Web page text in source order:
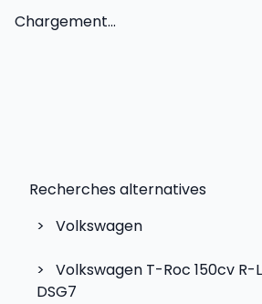
Chargement...
Recherches alternatives
>
Volkswagen
>
Volkswagen T-Roc 150cv R-
DSG7